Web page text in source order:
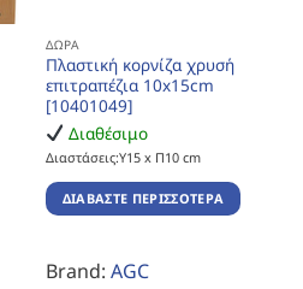
ΔΏΡΑ
Πλαστική κορνίζα χρυσή
επιτραπέζια 10x15cm
[10401049]
Διαθέσιμο
Διαστάσεις:Υ15 x Π10 cm
ΔΙΑΒΆΣΤΕ ΠΕΡΙΣΣΌΤΕΡΑ
Brand: AGC